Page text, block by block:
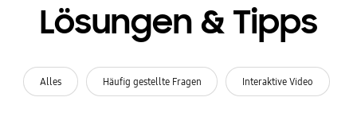
Lösungen & Tipps
Alles Häufig gestellte Fragen Interaktive Video